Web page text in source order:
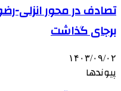
برجای گذاشت
۱۴۰۳/۰۹/۰۲
پیوندها